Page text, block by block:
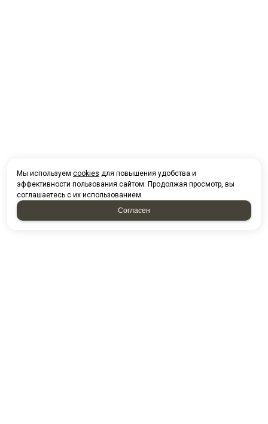
Мы используем cookies для повышения удобства и
эффективности пользования сайтом. Продолжая просмотр, вы
соглашаетесь с их использованием.
Согласен